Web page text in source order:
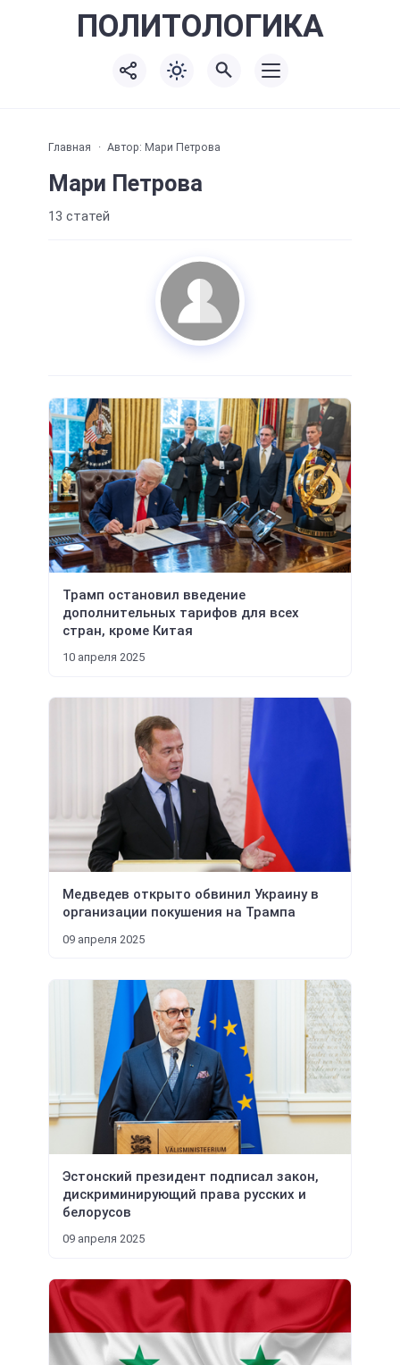
ПОЛИТОЛОГИКА
Главная Автор: Мари Петрова
Мари Петрова
13 статей
Трамп остановил введение
дополнительных тарифов для всех
стран, кроме Китая
10 апреля 2025
Медведев открыто обвинил Украину в
организации покушения на Трампа
09 апреля 2025
Эстонский президент подписал закон,
дискриминирующий права русских и
белорусов
09 апреля 2025